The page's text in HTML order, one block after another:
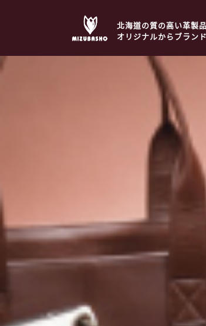
北海道の質の高い革製
オリジナルからブラン